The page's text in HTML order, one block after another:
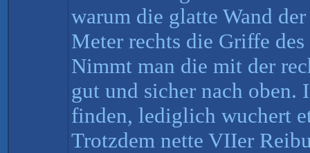
warum die glatte Wand
Meter rechts die Griffe
Nimmt man die mit der
gut und sicher nach
finden, lediglich wuchert
Trotzdem nette VIIer